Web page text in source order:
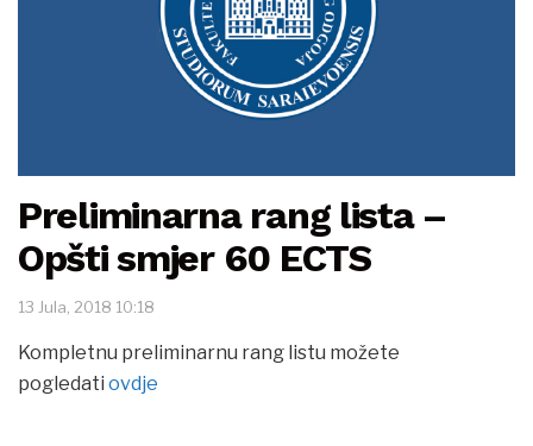
Preliminarna rang lista –
Opšti smjer 60 ECTS
13 Jula, 2018 10:18
Kompletnu preliminarnu rang listu možete
pogledati ovdje